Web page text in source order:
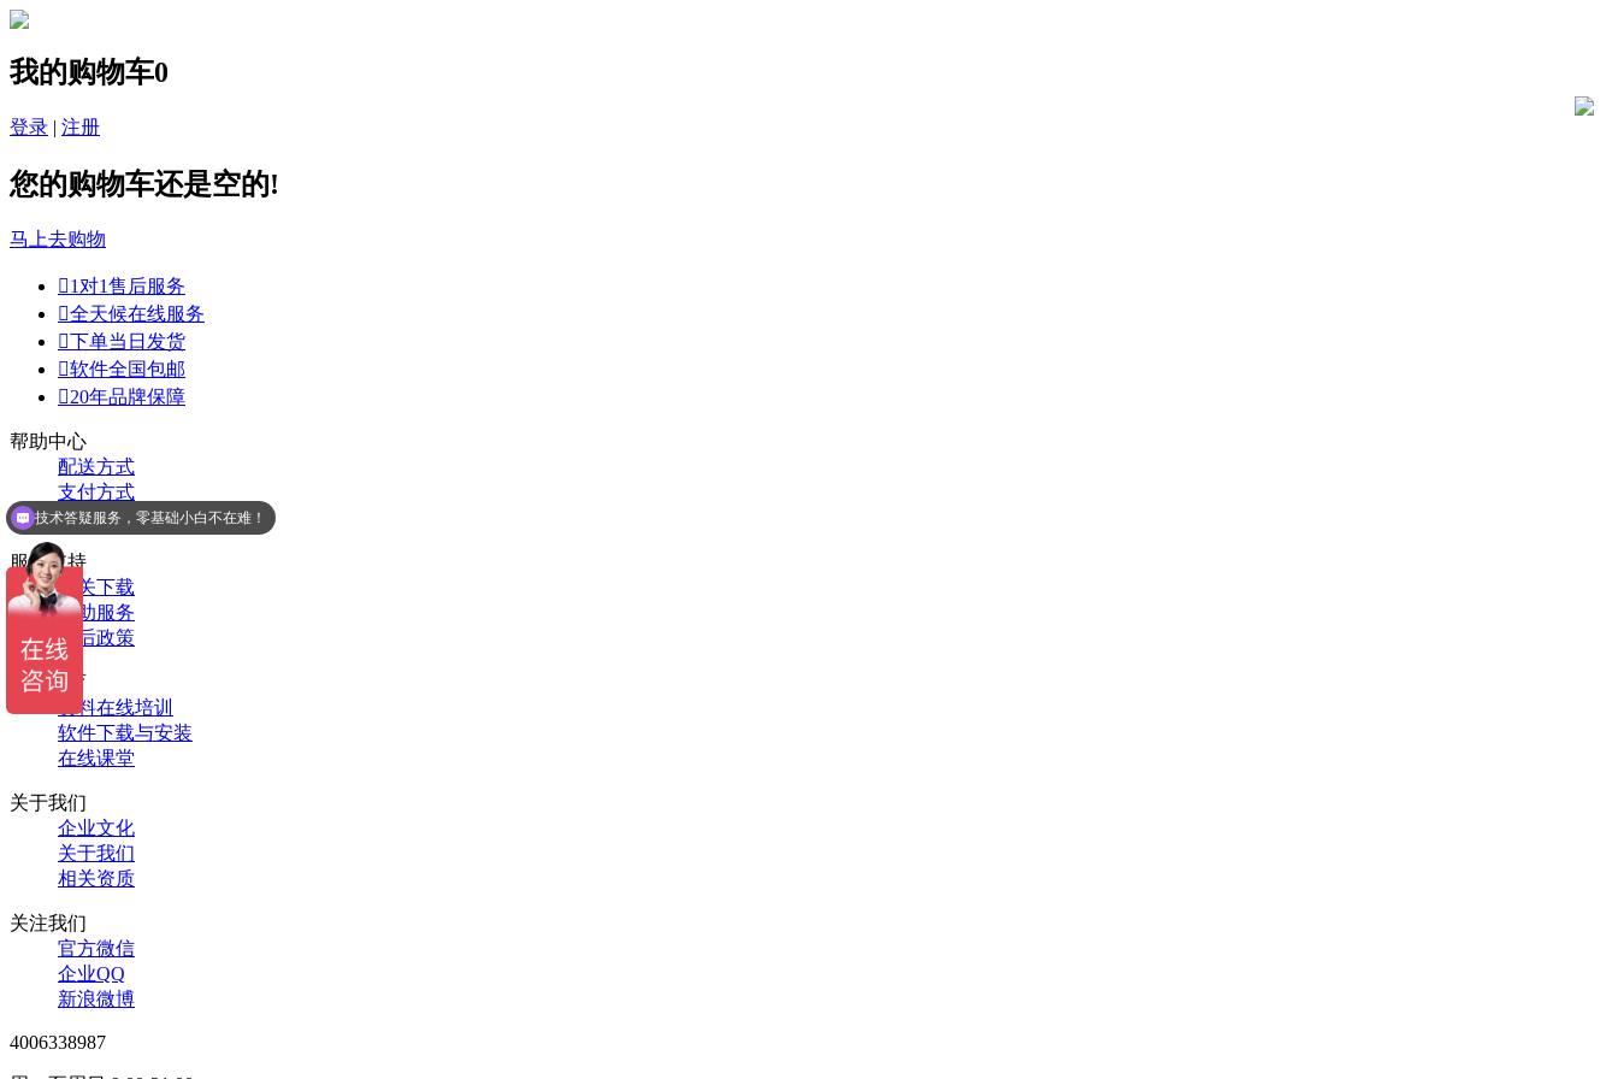
我的购物车0
登录 | 注册
您的购物车还是空的!
马上去购物
1对1售后服务
全天候在线服务
下单当日发货
软件全国包邮
20年品牌保障
帮助中心
配送方式
支付方式
购物指南
服务支持
相关下载
自助服务
售后政策
恒智教育
资料在线培训
软件下载与安装
在线课堂
关于我们
企业文化
关于我们
相关资质
关注我们
官方微信
企业QQ
新浪微博
4006338987
技术答疑服务，零基础小白不在难！